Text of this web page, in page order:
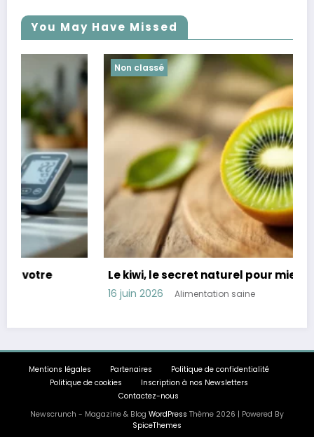
You May Have Missed
Non classé
Le kiwi, le secret naturel pour mieux dormir
Alimentation saine
Mentions légales Partenaires
Politique de confidentialité
Politique de cookies
Inscription à nos Newsletters
Contactez-nous
Newscrunch - Magazine & Blog WordPress Thème 2026 | Powered By
SpiceThemes